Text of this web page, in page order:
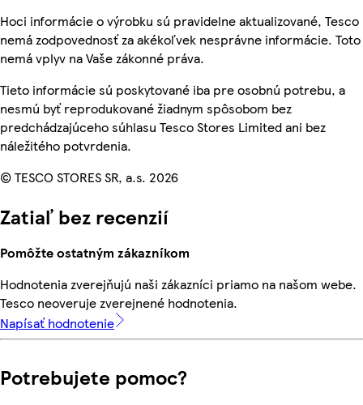
Hoci informácie o výrobku sú pravidelne aktualizované, Tesco
nemá zodpovednosť za akékoľvek nesprávne informácie. Toto
nemá vplyv na Vaše zákonné práva.
Tieto informácie sú poskytované iba pre osobnú potrebu, a
nesmú byť reprodukované žiadnym spôsobom bez
predchádzajúceho súhlasu Tesco Stores Limited ani bez
náležitého potvrdenia.
© TESCO STORES SR, a.s. 2026
Zatiaľ bez recenzií
Pomôžte ostatným zákazníkom
Hodnotenia zverejňujú naši zákazníci priamo na našom webe.
Tesco neoveruje zverejnené hodnotenia.
Napísať hodnotenie
Potrebujete pomoc?